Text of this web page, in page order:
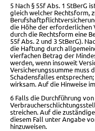
5 Nach § 55f Abs. 1 StBerG
gleich welcher Rechtsform,
die Höhe der erforderlichen
durch die Rechtsform eine
55f Abs. 2 und 3 StBerG).
die Haftung durch
vierfachen Betrag der
werden, wenn insoweit
Versicherungssumme muss
Schadensfalles
wirksam.Auf die Hinweise
6 Falls die Durchführung
streichen. Auf die zuständige
diesem Fall unter Angabe
hinzuweisen.